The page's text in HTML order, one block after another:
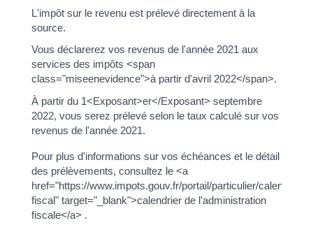
L'impôt sur le revenu est prélevé directement à la
source.
Vous déclarerez vos revenus de l'année 2021 aux
services des impôts <span
class="miseenevidence">à partir d'avril 2022</span>.
À partir du 1<Exposant>er</Exposant> septembre
2022, vous serez prélevé selon le taux calculé sur vos
revenus de l'année 2021.
Pour plus d'informations sur vos échéances et le détail
des prélèvements, consultez le <a
href="https://www.impots.gouv.fr/portail/particulier/calendrier-
fiscal" target="_blank">calendrier de l'administration
fiscale</a> .